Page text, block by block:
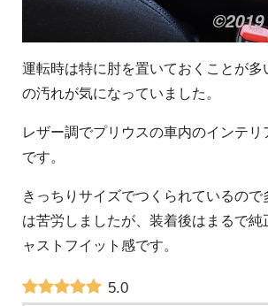
運転時は特に肘を置いておくことが多
の汚れが気になっていました。
レザー調でプリウスの車内のインテリ
です。
きっちりサイズでつくられているので
は苦労しましたが、装着後はまるで純
ャストフイット感です。
5.0